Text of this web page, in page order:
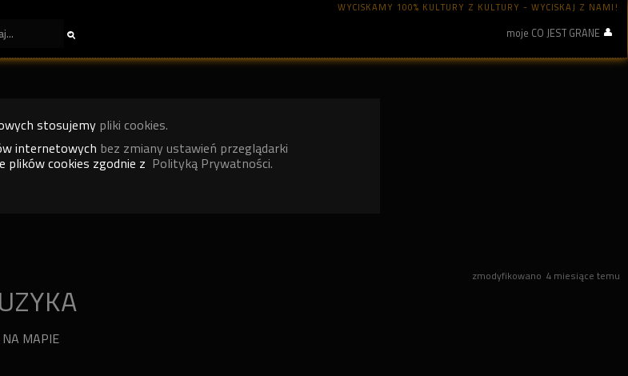
WYCISKAMY 100% KULTURY Z KULTURY - WYCISKAJ Z NAMI!
moje CO JEST GRANE
stosujemy pliki cookies.
internetowych bez zmiany ustawień przeglądarki
plików cookies zgodnie z Polityką Prywatności.
zmodyfikowano 4 miesiące temu
NA MAPIE